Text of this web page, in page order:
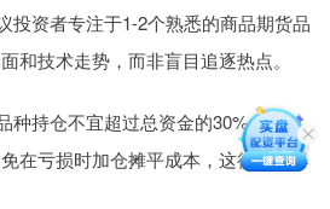
投资者专注于1-2个熟悉的商品期货品
和技术走势，而非盲目追逐热点。
种持仓不宜超过总资金的30%，避免
在亏损时加仓摊平成本，这往往是爆